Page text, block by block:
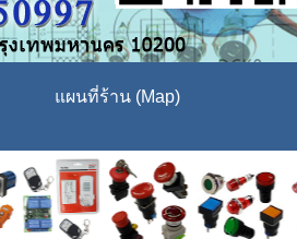
แผนที่ร้าน (Map)